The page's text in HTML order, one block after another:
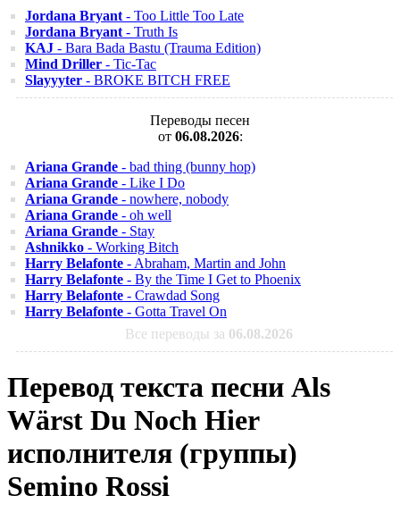
Jordana Bryant - Too Little Too Late
Jordana Bryant - Truth Is
KAJ - Bara Bada Bastu (Trauma Edition)
Mind Driller - Tic-Tac
Slayyyter - BROKE BITCH FREE
Переводы песен
от 06.08.2026:
Ariana Grande - bad thing (bunny hop)
Ariana Grande - Like I Do
Ariana Grande - nowhere, nobody
Ariana Grande - oh well
Ariana Grande - Stay
Ashnikko - Working Bitch
Harry Belafonte - Abraham, Martin and John
Harry Belafonte - By the Time I Get to Phoenix
Harry Belafonte - Crawdad Song
Harry Belafonte - Gotta Travel On
Все переводы за 06.08.2026
Перевод текста песни Als
Wärst Du Noch Hier
исполнителя (группы)
Semino Rossi